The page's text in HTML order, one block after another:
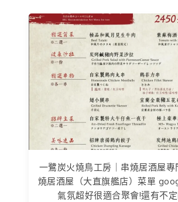
一鷺炭火燒鳥工房｜串燒居酒屋專
燒居酒屋（大直旗艦店）菜單
氣氛超好很適合聚會!還有不